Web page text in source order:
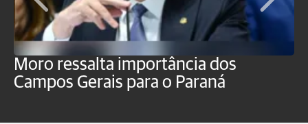
Moro ressalta importância dos
Campos Gerais para o Paraná